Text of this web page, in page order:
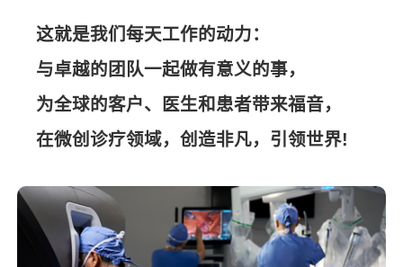
这就是我们每天工作的动力：
与卓越的团队一起做有意义的事，
为全球的客户、医生和患者带来福音，
在微创诊疗领域，创造非凡，引领世界!